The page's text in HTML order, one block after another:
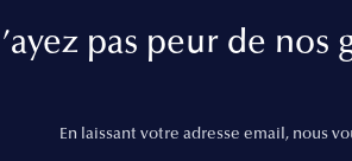
pas peur de nos
En laissant votre adresse email, nous